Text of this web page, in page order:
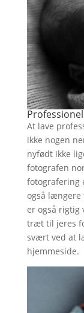
At lave
ikke nogen
nyfødt ikke
fotografen
fotografering
også længere
er også rigtig
træt til jeres
svært ved at
hjemmeside.